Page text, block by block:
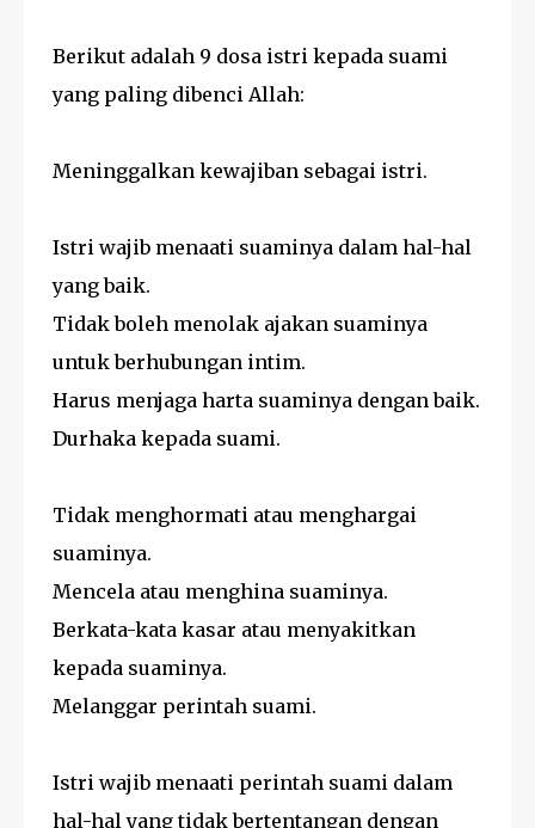
Berikut adalah 9 dosa istri kepada suami
yang paling dibenci Allah:
Meninggalkan kewajiban sebagai istri.
Istri wajib menaati suaminya dalam hal-hal
yang baik.
Tidak boleh menolak ajakan suaminya
untuk berhubungan intim.
Harus menjaga harta suaminya dengan baik.
Durhaka kepada suami.
Tidak menghormati atau menghargai
suaminya.
Mencela atau menghina suaminya.
Berkata-kata kasar atau menyakitkan
kepada suaminya.
Melanggar perintah suami.
Istri wajib menaati perintah suami dalam
hal-hal yang tidak bertentangan dengan